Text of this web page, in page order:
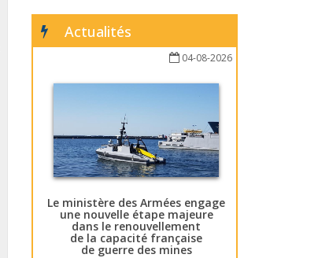
Actualités
04-08-2026
Le ministère des Armées engage
une nouvelle étape majeure
dans le renouvellement
de la capacité française
de guerre des mines